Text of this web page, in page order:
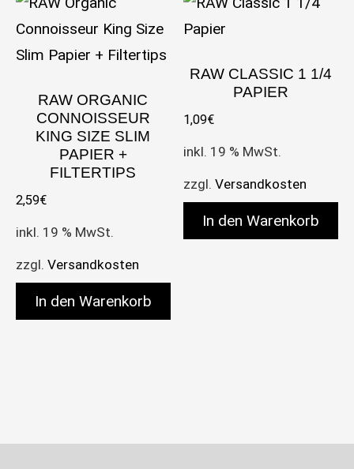
RAW ORGANIC
CONNOISSEUR
KING SIZE SLIM
PAPIER +
FILTERTIPS
2,59€
inkl. 19 % MwSt.
zzgl. Versandkosten
In den Warenkorb
RAW CLASSIC 1 1/4
PAPIER
1,09€
inkl. 19 % MwSt.
zzgl.Versandkosten
In den Warenkorb